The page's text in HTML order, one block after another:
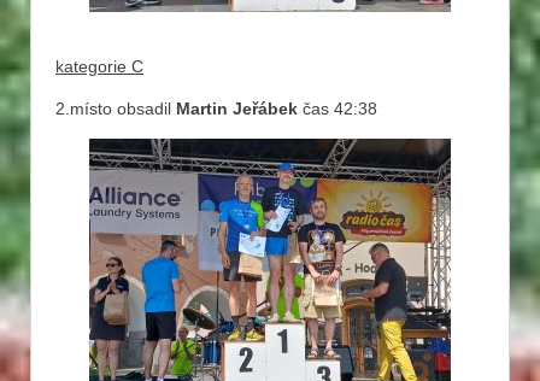
kategorie C
2.místo obsadil Martin Jeřábek čas 42:38